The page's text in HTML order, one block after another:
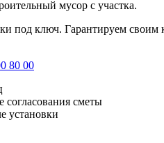
мусор с участка.
под ключ. Гарантируем
80 00
сметы
установки